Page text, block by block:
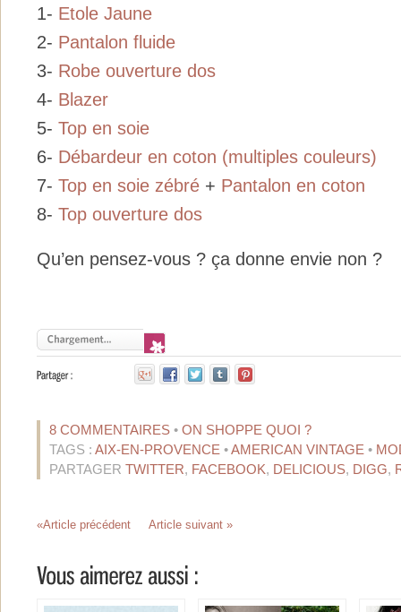
1- Etole Jaune
2- Pantalon fluide
3- Robe ouverture dos
4- Blazer
5- Top en soie
6- Débardeur en coton (multiples couleurs)
7- Top en soie zébré + Pantalon en coton
8- Top ouverture dos
Qu’en pensez-vous ? ça donne envie non ?
8 COMMENTAIRES • ON SHOPPE QUOI ?
TAGS : AIX-EN-PROVENCE •AMERICAN VINTAGE •
PARTAGER TWITTER, FACEBOOK, DELICIOUS, DIGG,
«Article précédent Article suivant »